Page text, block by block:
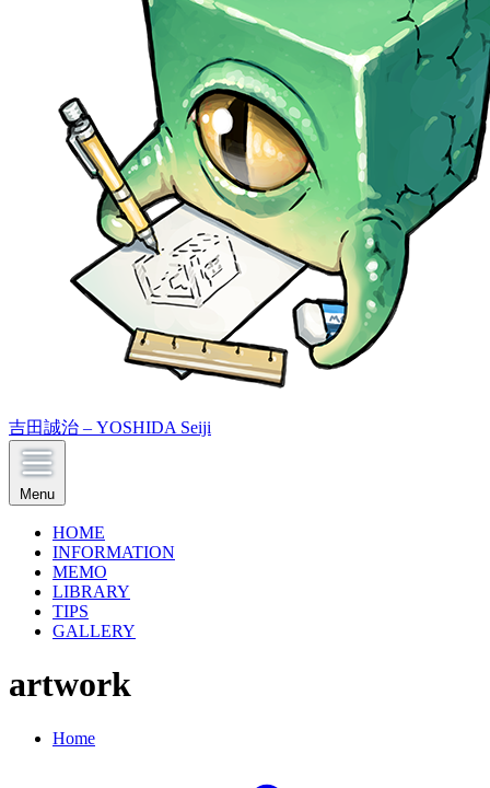
吉田誠治 – YOSHIDA Seiji
Menu
HOME
INFORMATION
MEMO
LIBRARY
TIPS
GALLERY
artwork
Home